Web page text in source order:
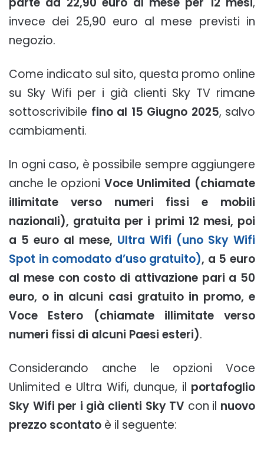
invece dei 25,90 euro al mese previsti in
negozio.
Come indicato sul sito, questa promo online
su Sky Wifi per i già clienti Sky TV rimane
sottoscrivibile fino al 15 Giugno 2025, salvo
cambiamenti.
In ogni caso, è possibile sempre aggiungere
anche le opzioni Voce Unlimited (chiamate
illimitate verso numeri fissi e mobili
nazionali), gratuita per i primi 12 mesi, poi
a 5 euro al mese, Ultra Wifi (uno Sky Wifi
Spot in comodato d’uso gratuito), a 5 euro
al mese con costo di attivazione pari a 50
euro, o in alcuni casi gratuito in promo, e
Voce Estero (chiamate illimitate verso
numeri fissi di alcuni Paesi esteri).
Considerando anche le opzioni Voce
Unlimited e Ultra Wifi, dunque, il portafoglio
Sky Wifi per i già clienti Sky TV con il nuovo
prezzo scontato è il seguente: